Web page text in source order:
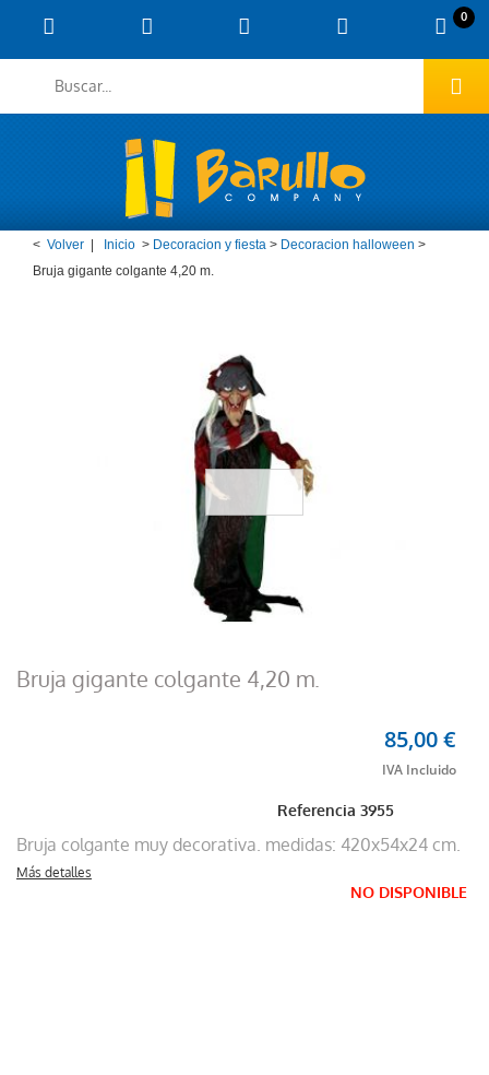
0
< Volver Inicio > Decoracion y fiesta > Decoracion halloween >
Bruja gigante colgante 4,20 m.
Bruja gigante colgante 4,20 m.
Referencia3955
85,00 €
Bruja colgante muy decorativa. medidas: 420x54x24 cm.
Más detalles
NO DISPONIBLE